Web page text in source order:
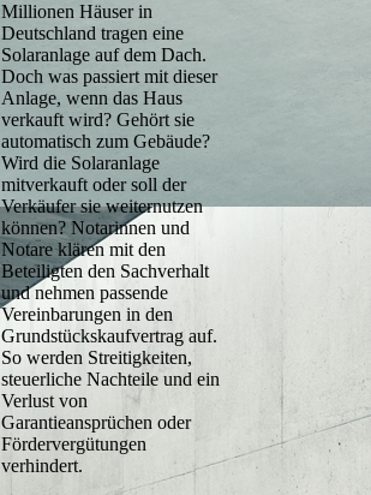
Millionen Häuser in
Deutschland tragen eine
Solaranlage auf dem Dach.
Doch was passiert mit dieser
Anlage, wenn das Haus
verkauft wird? Gehört sie
automatisch zum Gebäude?
Wird die Solaranlage
mitverkauft oder soll der
Verkäufer sie weiternutzen
können? Notarinnen und
Notare klären mit den
Beteiligten den Sachverhalt
und nehmen passende
Vereinbarungen in den
Grundstückskaufvertrag auf.
So werden Streitigkeiten,
steuerliche Nachteile und ein
Verlust von
Garantieansprüchen oder
Fördervergütungen
verhindert.